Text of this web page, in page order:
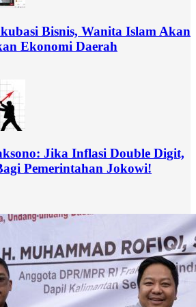
Bisnis, Wanita Islam Akan
Ekonomi Daerah
Jika Inflasi Double Digit,
Pemerintahan Jokowi!